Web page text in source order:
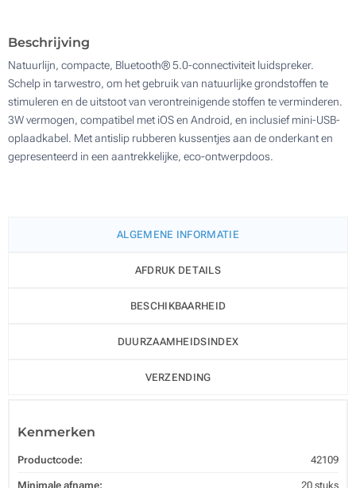
Beschrijving
Natuurlijn, compacte, Bluetooth® 5.0-connectiviteit luidspreker.
Schelp in tarwestro, om het gebruik van natuurlijke grondstoffen te
stimuleren en de uitstoot van verontreinigende stoffen te verminderen.
3W vermogen, compatibel met iOS en Android, en inclusief mini-USB-
oplaadkabel. Met antislip rubberen kussentjes aan de onderkant en
gepresenteerd in een aantrekkelijke, eco-ontwerpdoos.
ALGEMENE INFORMATIE
AFDRUK DETAILS
BESCHIKBAARHEID
DUURZAAMHEIDSINDEX
VERZENDING
Kenmerken
Productcode: 42109
Minimale afname: 20 stuks